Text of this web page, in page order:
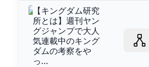
【キングダム研究
所とは】週刊ヤン
グジャンプで大人
気連載中のキング
ダムの考察をや
っ...